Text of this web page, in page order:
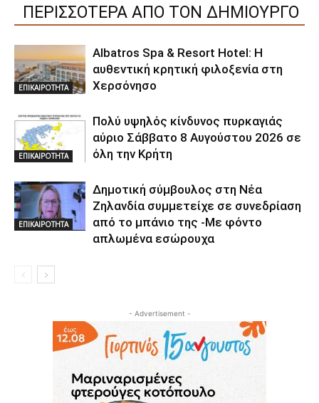
ΠΕΡΙΣΣΟΤΕΡΑ ΑΠΟ ΤΟΝ ΔΗΜΙΟΥΡΓΟ
ΕΠΙΚΑΙΡΟΤΗΤΑ
Albatros Spa & Resort Hotel: Η
αυθεντική κρητική φιλοξενία στη
Χερσόνησο
ΕΠΙΚΑΙΡΟΤΗΤΑ
Πολύ υψηλός κίνδυνος πυρκαγιάς
αύριο Σάββατο 8 Αυγούστου 2026 σε
όλη την Κρήτη
ΕΠΙΚΑΙΡΟΤΗΤΑ
Δημοτική σύμβουλος στη Νέα
Ζηλανδία συμμετείχε σε συνεδρίαση
από το μπάνιο της -Με φόντο
απλωμένα εσώρουχα
- Advertisement -